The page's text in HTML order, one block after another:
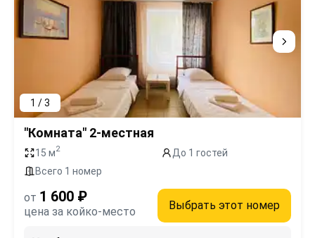
1 / 3
"Комната" 2-местная
15 м2
До 1 гостей
Всего 1 номер
от 1 600 ₽
цена за койко-место Выбрать этот номер